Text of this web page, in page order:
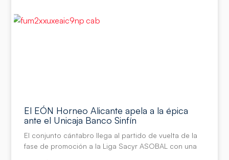
El EÓN Horneo Alicante apela a la épica
ante el Unicaja Banco Sinfín
El conjunto cántabro llega al partido de vuelta de la
fase de promoción a la Liga Sacyr ASOBAL con una